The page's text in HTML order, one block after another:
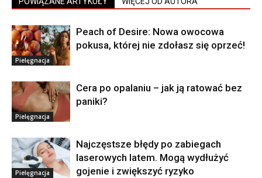
Pielęgnacja
Peach of Desire: Nowa owocowa
pokusa, której nie zdołasz się oprzeć!
Pielęgnacja
Cera po opalaniu – jak ją ratować bez
paniki?
Pielęgnacja
Najczęstsze błędy po zabiegach
laserowych latem. Mogą wydłużyć
gojenie i zwiększyć ryzyko